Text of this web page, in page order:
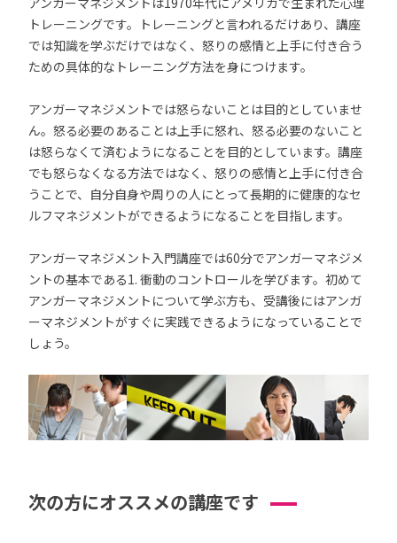
トレーニングです。トレーニングと言われるだけあり、講座
では知識を学ぶだけではなく、怒りの感情と上手に付き合う
ための具体的なトレーニング方法を身につけます。
アンガーマネジメントでは怒らないことは目的としていませ
ん。怒る必要のあることは上手に怒れ、怒る必要のないこと
は怒らなくて済むようになることを目的としています。講座
でも怒らなくなる方法ではなく、怒りの感情と上手に付き合
うことで、自分自身や周りの人にとって長期的に健康的なセ
ルフマネジメントができるようになることを目指します。
アンガーマネジメント入門講座では60分でアンガーマネジメ
ントの基本である1. 衝動のコントロールを学びます。初めて
アンガーマネジメントについて学ぶ方も、受講後にはアンガ
ーマネジメントがすぐに実践できるようになっていることで
しょう。
次の方にオススメの講座です